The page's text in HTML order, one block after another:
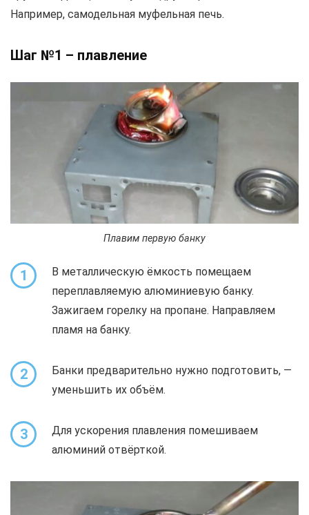
Например, самодельная муфельная печь.
Шаг №1 – плавление
Плавим первую банку
1
В металлическую ёмкость помещаем
переплавляемую алюминиевую банку.
Зажигаем горелку на пропане. Направляем
пламя на банку.
2
Банки предварительно нужно подготовить, —
уменьшить их объём.
3
Для ускорения плавления помешиваем
алюминий отвёрткой.